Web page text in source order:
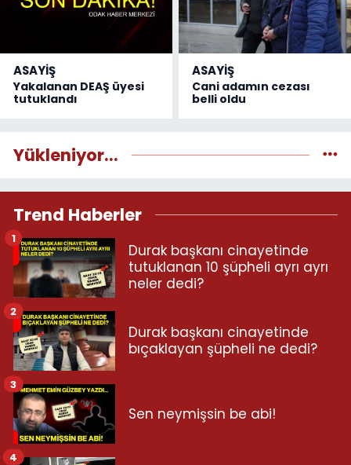
ASAYİŞ
Yakalanan DEAŞ üyesi
tutuklandı
ASAYİŞ
Cani adamın cezası
belli oldu
Yükleniyor...
Trend Haberler
Durak başkanı cinayetinde
tutuklanan 10 şüpheli ayrı ayrı
neler dedi?
1
Durak başkanı cinayetinde
bıçaklayan şüpheli ne dedi?
2
Sen neymişsin be abi!
3
4